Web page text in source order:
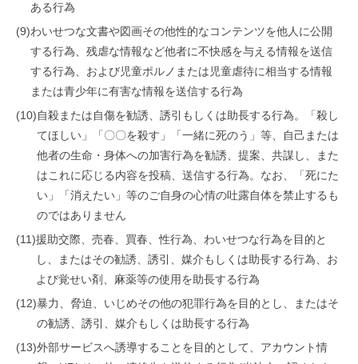
ある行為
(9)わいせつな文書や図画その他性的なコンテンツを他人に公開
する行為、残虐な情報など他者に不快感を与える情報を送信
する行為、および児童ポルノまたは児童虐待に相当する情報
または青少年に有害な情報を送信する行為
(10)自殺または自傷を勧誘、誘引もしくは助長する行為。「殺し
てほしい」「〇〇を殺す」「一緒に死のう」等、自己または
他者の生命・身体への加害行為を勧誘、提案、共謀し、また
はこれに応じる内容を投稿、送信する行為。なお、「死にた
い」「消えたい」等のご自身の心情の吐露自体を禁止するも
のではありません
(11)援助交際、売春、買春、性行為、わいせつな行為を目的と
し、またはその勧誘、誘引、媒介もしくは助長する行為、お
よび覚せい剤、麻薬等の使用を助長する行為
(12)暴力、脅迫、いじめその他の犯罪行為を目的とし、またはそ
の勧誘、誘引、媒介もしくは助長する行為
(13)外部サービスへ誘導することを目的として、アカウント情